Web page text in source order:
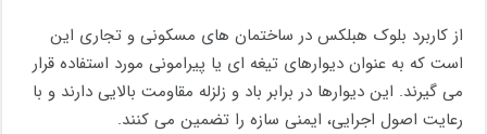
از کاربرد بلوک هبلکس در ساختمان های مسکونی و تجاری این
است که به عنوان دیوارهای تیغه ای یا پیرامونی مورد استفاده قرار
می گیرند. این دیوارها در برابر باد و زلزله مقاومت بالایی دارند و با
رعایت اصول اجرایی، ایمنی سازه را تضمین می کنند.